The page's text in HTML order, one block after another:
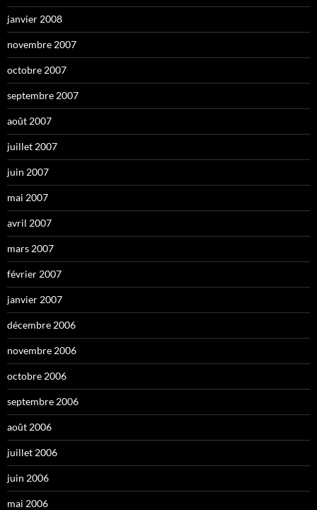
janvier 2008
novembre 2007
octobre 2007
septembre 2007
août 2007
juillet 2007
juin 2007
mai 2007
avril 2007
mars 2007
février 2007
janvier 2007
décembre 2006
novembre 2006
octobre 2006
septembre 2006
août 2006
juillet 2006
juin 2006
mai 2006